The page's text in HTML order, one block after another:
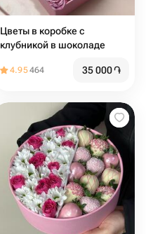
Цветы в коробке с
клубникой в шоколаде
4.95464 35 000֏